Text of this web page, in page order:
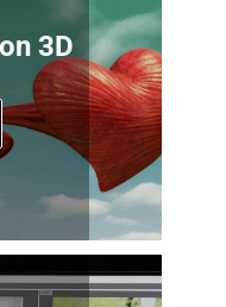
3D